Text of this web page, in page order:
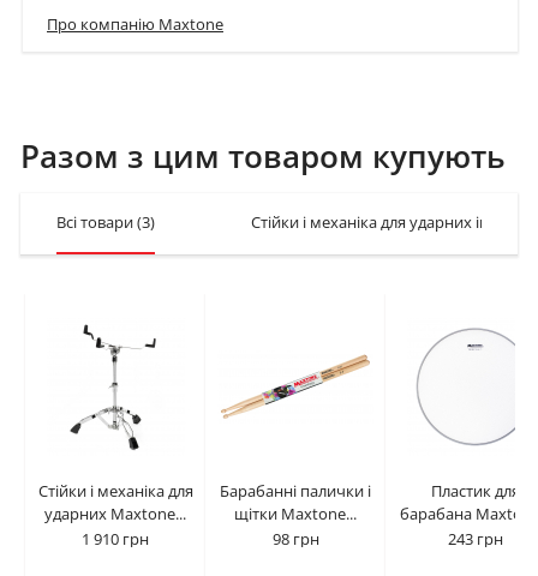
Про компанію Maxtone
Разом з цим товаром купують
Всі товари(3) Стійки і механіка для ударних
Стійки і механіка для
ударних Maxtone...
1 910 грн
Барабанні палички і
щітки Maxtone...
98 грн
Пластик для
барабана
243 грн